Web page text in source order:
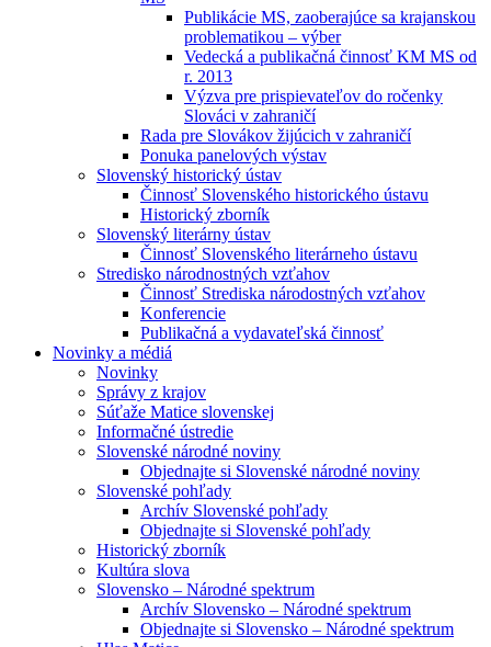
Publikácie MS, zaoberajúce sa krajanskou
problematikou – výber
Vedecká a publikačná činnosť KM MS od
r. 2013
Výzva pre prispievateľov do ročenky
Slováci v zahraničí
Rada pre Slovákov žijúcich v zahraničí
Ponuka panelových výstav
Slovenský historický ústav
Činnosť Slovenského historického ústavu
Historický zborník
Slovenský literárny ústav
Činnosť Slovenského literárneho ústavu
Stredisko národnostných vzťahov
Činnosť Strediska národostných vzťahov
Konferencie
Publikačná a vydavateľská činnosť
Novinky a médiá
Novinky
Správy z krajov
Súťaže Matice slovenskej
Informačné ústredie
Slovenské národné noviny
Objednajte si Slovenské národné noviny
Slovenské pohľady
Archív Slovenské pohľady
Objednajte si Slovenské pohľady
Historický zborník
Kultúra slova
Slovensko – Národné spektrum
Archív Slovensko – Národné spektrum
Objednajte si Slovensko – Národné spektrum